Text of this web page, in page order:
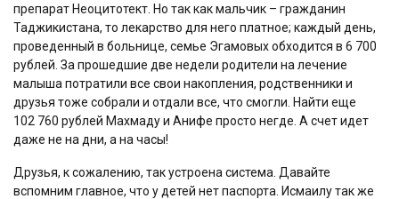
препарат Неоцитотект. Но так как мальчик – гражданин
Таджикистана, то лекарство для него платное; каждый день,
проведенный в больнице, семье Эгамовых обходится в 6 700
рублей. За прошедшие две недели родители на лечение
малыша потратили все свои накопления, родственники и
друзья тоже собрали и отдали все, что смогли. Найти еще
102 760 рублей Махмаду и Анифе просто негде. А счет идет
даже не на дни, а на часы!
Друзья, к сожалению, так устроена система. Давайте
вспомним главное, что у детей нет паспорта. Исмаилу так же